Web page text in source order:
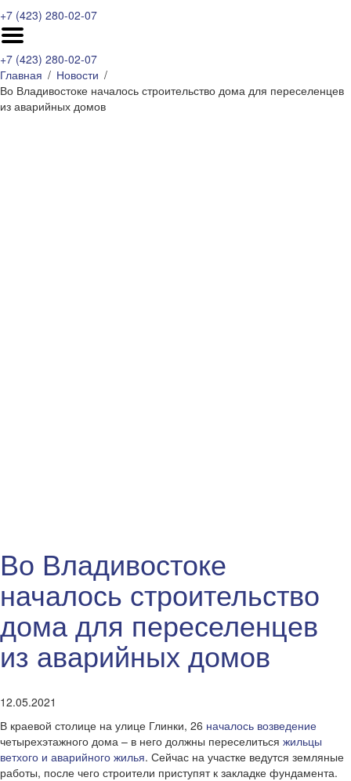
+7 (423) 280-02-07
+7 (423) 280-02-07
Главная
Новости
Во Владивостоке началось строительство дома для переселенцев
из аварийных домов
Во Владивостоке
началось строительство
дома для переселенцев
из аварийных домов
12.05.2021
В краевой столице на улице Глинки, 26 началось возведение
четырехэтажного дома – в него должны переселиться жильцы
ветхого и аварийного жилья. Сейчас на участке ведутся земляные
работы, после чего строители приступят к закладке фундамента.